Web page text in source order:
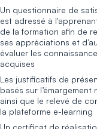
Un questionnaire de
est adressé à
de la formation afin de
ses appréciations et
évaluer les
acquises
Les justificatifs de
basés sur l’émargement
ainsi que le relevé de
la plateforme e-learning
Un certificat de